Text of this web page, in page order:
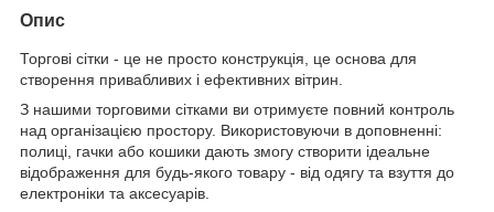
Опис
Торгові сітки - це не просто конструкція, це основа для
створення привабливих і ефективних вітрин.
З нашими торговими сітками ви отримуєте повний контроль
над організацією простору. Використовуючи в доповненні:
полиці, гачки або кошики дають змогу створити ідеальне
відображення для будь-якого товару - від одягу та взуття до
електроніки та аксесуарів.